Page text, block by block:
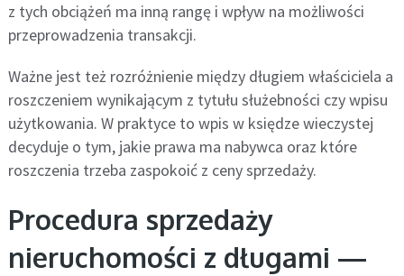
z tych obciążeń ma inną rangę i wpływ na możliwości
przeprowadzenia transakcji.
Ważne jest też rozróżnienie między długiem właściciela a
roszczeniem wynikającym z tytułu służebności czy wpisu
użytkowania. W praktyce to wpis w księdze wieczystej
decyduje o tym, jakie prawa ma nabywca oraz które
roszczenia trzeba zaspokoić z ceny sprzedaży.
Procedura sprzedaży
nieruchomości z długami —